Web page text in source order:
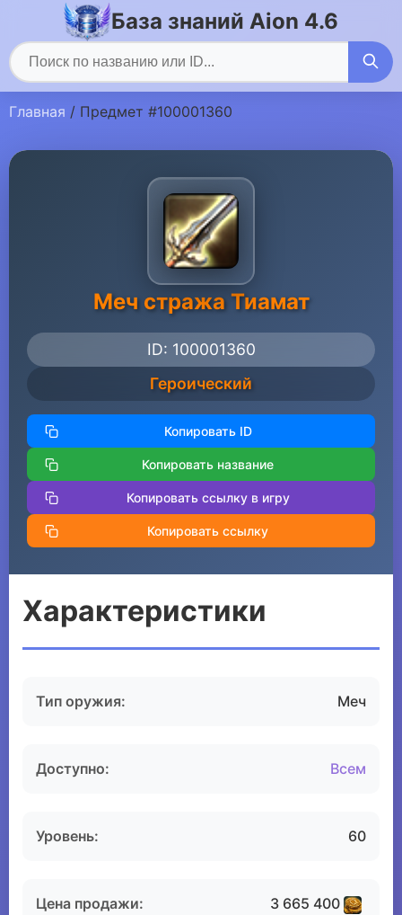
База знаний Aion 4.6
Главная / Предмет #100001360
Меч стража Тиамат
ID: 100001360
Героический
Копировать ID
Копировать название
Копировать ссылку в игру
Копировать ссылку
Характеристики
Тип оружия: Меч
Доступно: Всем
Уровень: 60
Цена продажи: 3 665 400